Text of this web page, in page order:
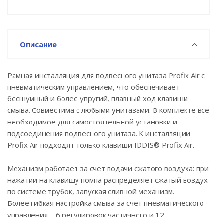
служат для их надежной фиксации внутри бачка,
Гарантия на инсталляции IDDIS® – 10 лет.
Описание
Рамная инсталляция для подвесного унитаза Profix Air с
пневматическим управлением, что обеспечивает
бесшумный и более упругий, плавный ход клавиши
смыва. Совместима с любыми унитазами. В комплекте все
необходимое для самостоятельной установки и
подсоединения подвесного унитаза. К инсталляции
Profix Air подходят только клавиши IDDIS® Profix Air.
Механизм работает за счет подачи сжатого воздуха: при
нажатии на клавишу помпа распределяет сжатый воздух
по системе трубок, запуская сливной механизм.
Более гибкая настройка смыва за счет пневматического
управления – 6 регулировок частичного и 12